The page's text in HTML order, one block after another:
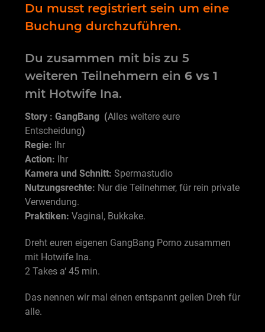
Du musst registriert sein um eine
Buchung durchzuführen.
Du zusammen mit bis zu 5
weiteren Teilnehmern ein 6 vs 1
mit Hotwife Ina.
Story : GangBang (Alles weitere eure
Entscheidung)
Regie: Ihr
Action: Ihr
Kamera und Schnitt: Spermastudio
Nutzungsrechte: Nur die Teilnehmer, für rein private
Verwendung.
Praktiken: Vaginal, Bukkake.
Dreht euren eigenen GangBang Porno zusammen
mit Hotwife Ina.
2 Takes a‘ 45 min.
Das nennen wir mal einen entspannt geilen Dreh für
alle.